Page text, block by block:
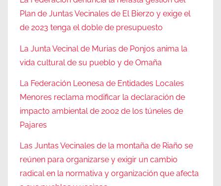
Plan de Juntas Vecinales de El Bierzo y exige el
de 2023 tenga el doble de presupuesto
La Junta Vecinal de Murias de Ponjos anima la
vida cultural de su pueblo y de Omaña
La Federación Leonesa de Entidades Locales
Menores reclama modificar la declaración de
impacto ambiental de 2002 de los túneles de
Pajares
Las Juntas Vecinales de la montaña de Riaño se
reúnen para organizarse y exigir un cambio
radical en la normativa y organización que afecta